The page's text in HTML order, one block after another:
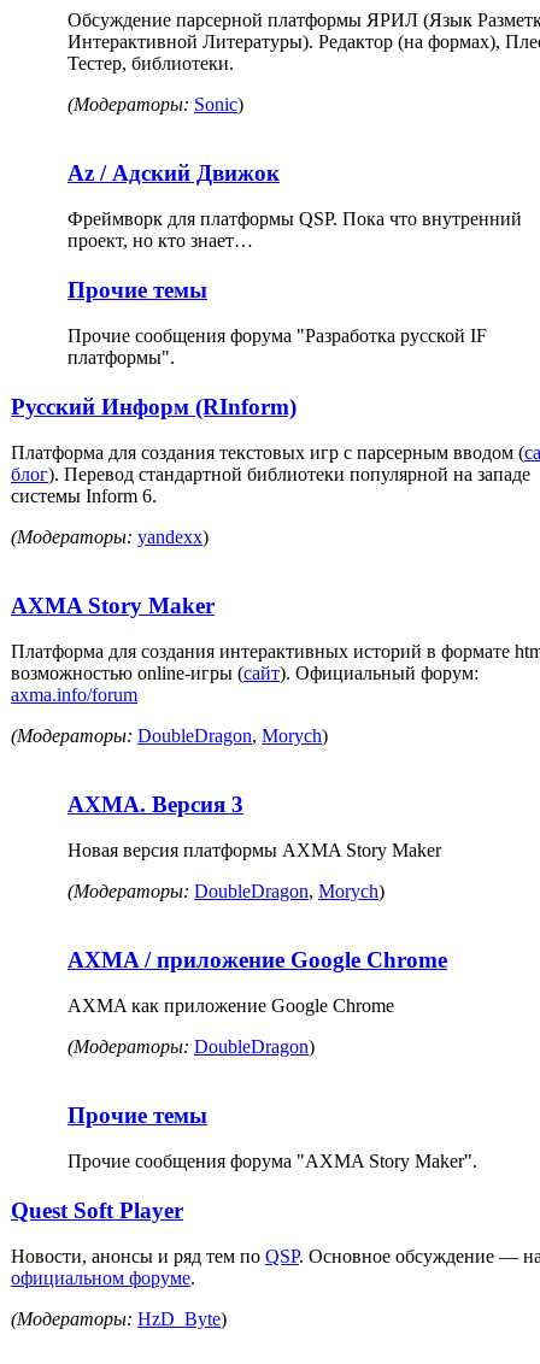
Обсуждение парсерной платформы ЯРИЛ (Язык
Интерактивной Литературы). Редактор (на формах),
Тестер, библиотеки.
(Модераторы: Sonic)
Az / Адский Движок
Фреймворк для платформы QSP. Пока что внутренний
проект, но кто знает…
Прочие темы
Прочие сообщения форума "Разработка русской IF
платформы".
Русский Информ (RInform)
Платформа для создания текстовых игр с парсерным вводом (
блог). Перевод стандартной библиотеки популярной на западе
системы Inform 6.
(Модераторы: yandexx)
AXMA Story Maker
Платформа для создания интерактивных историй в формате
возможностью online-игры (сайт). Официальный форум:
axma.info/forum
(Модераторы: DoubleDragon, Morych)
AXMA. Версия 3
Новая версия платформы AXMA Story Maker
(Модераторы: DoubleDragon, Morych)
AXMA / приложение Google Chrome
AXMA как приложение Google Chrome
(Модераторы: DoubleDragon)
Прочие темы
Прочие сообщения форума "AXMA Story Maker".
Quest Soft Player
Новости, анонсы и ряд тем по QSP. Основное обсуждение —
официальном форуме.
(Модераторы: HzD_Byte)